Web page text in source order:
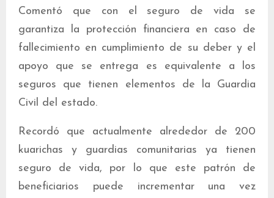
Comentó que con el seguro de vida se
garantiza la protección financiera en caso de
fallecimiento en cumplimiento de su deber y el
apoyo que se entrega es equivalente a los
seguros que tienen elementos de la Guardia
Civil del estado.
Recordó que actualmente alrededor de 200
kuarichas y guardias comunitarias ya tienen
seguro de vida, por lo que este patrón de
beneficiarios puede incrementar una vez